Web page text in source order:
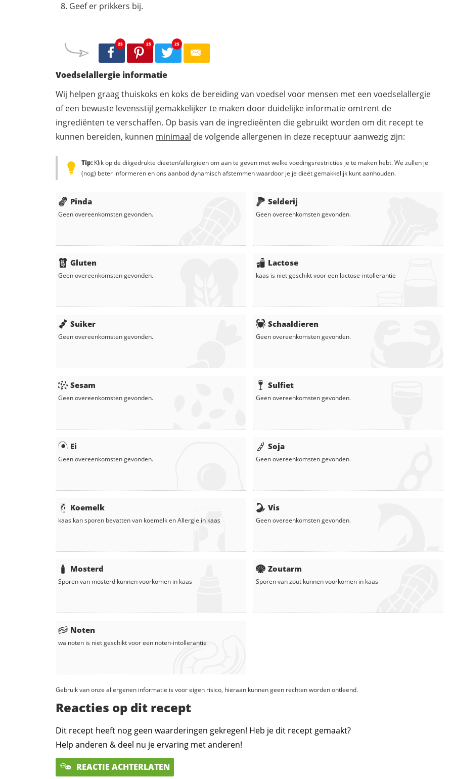
Geef er prikkers bij.
25 25 25
Voedselallergie informatie
Wij helpen graag thuiskoks en koks de bereiding van voedsel voor mensen met een voedselallergie
of een bewuste levensstijl gemakkelijker te maken door duidelijke informatie omtrent de
ingrediënten te verschaffen. Op basis van de ingredieënten die gebruikt worden om dit recept te
kunnen bereiden, kunnen minimaal de volgende allergenen in deze receptuur aanwezig zijn:
Tip: Klik op de dikgedrukte dieëten/allergieën om aan te geven met welke voedingsrestricties je te maken hebt. We zullen je
(nog) beter informeren en ons aanbod dynamisch afstemmen waardoor je je dieët gemakkelijk kunt aanhouden.
Pinda
Geen overeenkomsten gevonden.
Gluten
Geen overeenkomsten gevonden.
Suiker
Geen overeenkomsten gevonden.
Sesam
Geen overeenkomsten gevonden.
Ei
Geen overeenkomsten gevonden.
Koemelk
kaas kan sporen bevatten van koemelk enAllergie in kaas
Mosterd
Sporen van mosterd kunnen voorkomen in kaas
Noten
walnoten is niet geschikt voor een noten-intollerantie
Selderij
Geen overeenkomsten gevonden.
Lactose
kaas is niet geschikt voor een lactose-intollerantie
Schaaldieren
Geen overeenkomsten gevonden.
Sulfiet
Geen overeenkomsten gevonden.
Soja
Geen overeenkomsten gevonden.
Vis
Geen overeenkomsten gevonden.
Zoutarm
Sporen van zout kunnen voorkomen in kaas
Gebruik van onze allergenen informatie is voor eigen risico, hieraan kunnen geen rechten worden ontleend.
Reacties op dit recept
Dit recept heeft nog geen waarderingen gekregen! Heb je dit recept gemaakt?
Help anderen & deel nu je ervaring met anderen!
REACTIE ACHTERLATEN